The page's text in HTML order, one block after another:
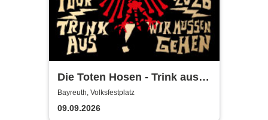
Die Toten Hosen - Trink aus!
Wir müssen gehen - Tour
2026
Bayreuth, Volksfestplatz
09.09.2026